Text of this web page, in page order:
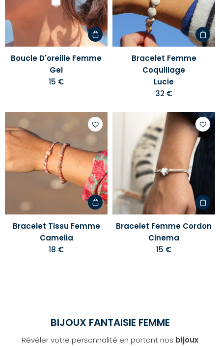
liste
d'envies
Boucle D'oreille Femme
Gel
15 €
liste
Bracelet Femme
Coquillage
Lucie
32 €
Ajouter
à
votre
liste
d'envies
Bracelet Tissu Femme
Camelia
18 €
à
Bracelet Femme Cordon
Cinema
15 €
BIJOUX FANTAISIE FEMME
Révéler votre personnalité en portant nos bijoux